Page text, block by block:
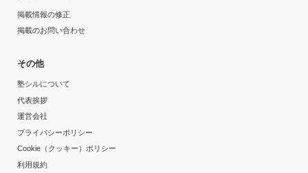
掲載情報の修正
掲載のお問い合わせ
その他
塾シルについて
代表挨拶
運営会社
プライバシーポリシー
Cookie（クッキー）ポリシー
利用規約